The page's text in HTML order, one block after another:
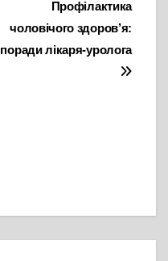
Профілактика
чоловічого здоров’я:
поради лікаря-уролога